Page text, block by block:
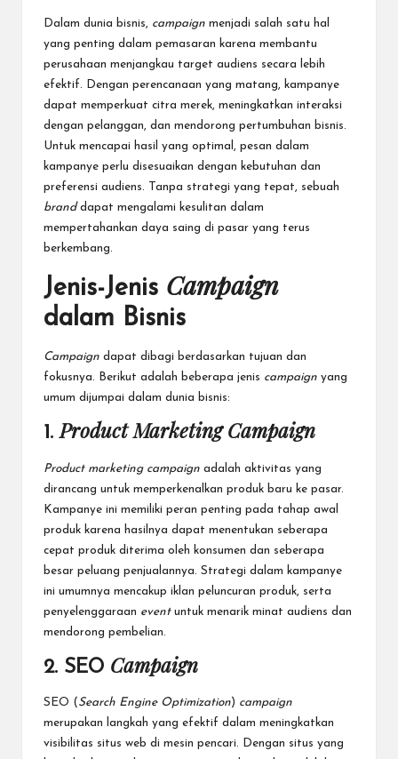
Dalam dunia bisnis, campaign menjadi salah satu hal
yang penting dalam pemasaran karena membantu
perusahaan menjangkau target audiens secara lebih
efektif. Dengan perencanaan yang matang, kampanye
dapat memperkuat citra merek, meningkatkan interaksi
dengan pelanggan, dan mendorong pertumbuhan bisnis.
Untuk mencapai hasil yang optimal, pesan dalam
kampanye perlu disesuaikan dengan kebutuhan dan
preferensi audiens. Tanpa strategi yang tepat, sebuah
brand dapat mengalami kesulitan dalam
mempertahankan daya saing di pasar yang terus
berkembang.
Jenis-Jenis Campaign
dalam Bisnis
Campaign dapat dibagi berdasarkan tujuan dan
fokusnya. Berikut adalah beberapa jenis campaign yang
umum dijumpai dalam dunia bisnis:
1.Product Marketing Campaign
Product marketing campaign adalah aktivitas yang
dirancang untuk memperkenalkan produk baru ke pasar.
Kampanye ini memiliki peran penting pada tahap awal
produk karena hasilnya dapat menentukan seberapa
cepat produk diterima oleh konsumen dan seberapa
besar peluang penjualannya. Strategi dalam kampanye
ini umumnya mencakup iklan peluncuran produk, serta
penyelenggaraan eventuntuk menarik minat audiens dan
mendorong pembelian.
2. SEO Campaign
SEO ( Search EngineOptimization) campaign
merupakan langkah yang efektif dalam meningkatkan
visibilitas situs web di mesin pencari. Dengan situs yang